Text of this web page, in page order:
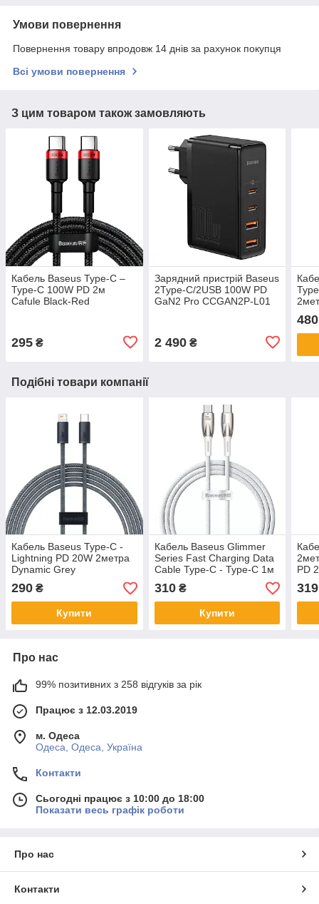
Умови повернення
Повернення товару впродовж 14 днів за рахунок покупця
Всі умови повернення
З цим товаром також замовляють
Кабель Baseus Type-C –
Type-C 100W PD 2м
Cafule Black-Red
295 ₴
Зарядний пристрій Baseus
2Type-C/2USB 100W PD
GaN2 Pro CCGAN2P-L01
2 490₴
480
Подібні товари компанії
Кабель Baseus Type-C -
Lightning PD 20W 2метра
Dynamic Grey
CALD000116
290 ₴
Купити
Кабель Baseus Glimmer
Series Fast Charging Data
Cable Type-C - Type-C 1м
5A 100W White
CADH000702
310₴
Купити
PD
319
Про нас
99% позитивних з 258 відгуків за рік
Працює з 12.03.2019
м. Одеса
Одеса, Одеса, Україна
Контакти
Сьогодні працює з 10:00 до 18:00
Показати весь графік роботи
Про нас
Контакти